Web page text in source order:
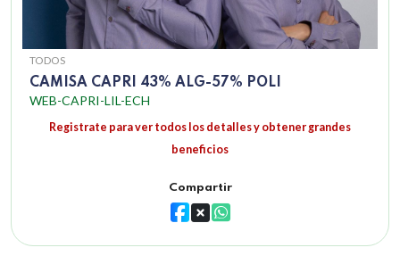
TODOS
CAMISA CAPRI 43% ALG-57% POLI
WEB-CAPRI-LIL-ECH
Registrate para ver todos los detalles y obtener grandes
beneficios
Compartir